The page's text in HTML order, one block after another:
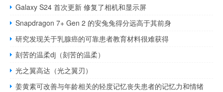
Galaxy S24 首次更新 修复了相机和显示屏
Snapdragon 7+ Gen 2 的安兔兔得分远高于其前身
研究发现关于乳腺癌的可靠患者教育材料很难获得
刻苦的温柔dj（刻苦的温柔）
光之翼高达（光之翼刃）
姜黄素可改善与年龄相关的轻度记忆丧失患者的记忆力和情绪